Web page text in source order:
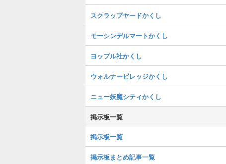
スクラップヤードかくし
モーシンデルマートかくし
ヨップル社かくし
ウォルナービレッジかくし
ニュー妖魔シティかくし
掲示板一覧
掲示板一覧
掲示板まとめ記事一覧